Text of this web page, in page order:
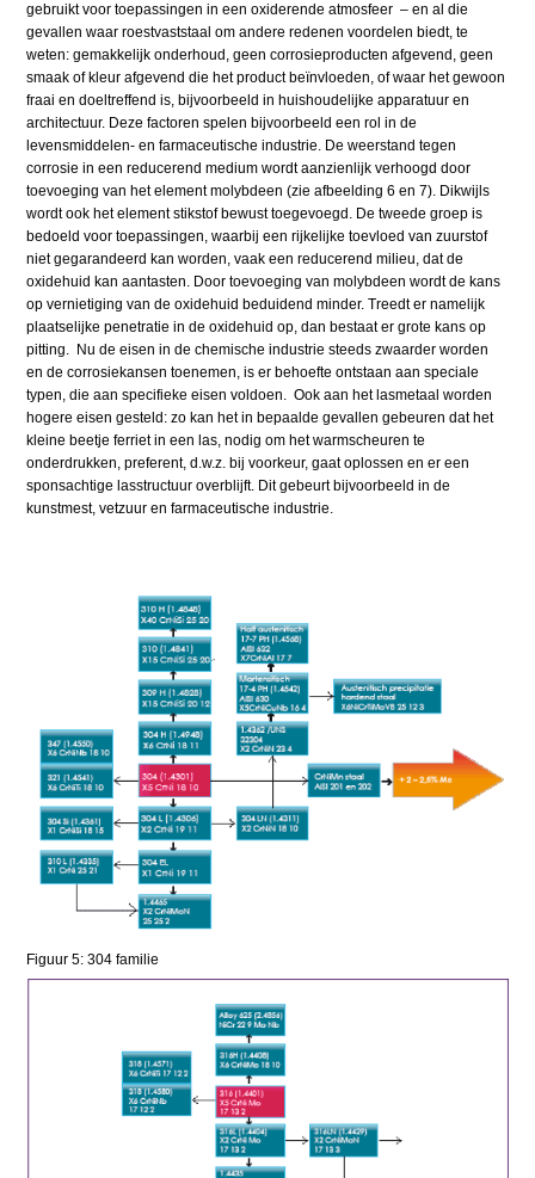
gebruikt voor toepassingen in een oxiderende atmosfeer – en al die
gevallen waar roestvaststaal om andere redenen voordelen biedt, te
weten: gemakkelijk onderhoud, geen corrosieproducten afgevend, geen
smaak of kleur afgevend die het product beïnvloeden, of waar het gewoon
fraai en doeltreffend is, bijvoorbeeld in huishoudelijke apparatuur en
architectuur. Deze factoren spelen bijvoorbeeld een rol in de
levensmiddelen- en farmaceutische industrie. De weerstand tegen
corrosie in een reducerend medium wordt aanzienlijk verhoogd door
toevoeging van het element molybdeen (zie afbeelding 6 en 7). Dikwijls
wordt ook het element stikstof bewust toegevoegd. De tweede groep is
bedoeld voor toepassingen, waarbij een rijkelijke toevloed van zuurstof
niet gegarandeerd kan worden, vaak een reducerend milieu, dat de
oxidehuid kan aantasten. Door toevoeging van molybdeen wordt de kans
op vernietiging van de oxidehuid beduidend minder. Treedt er namelijk
plaatselijke penetratie in de oxidehuid op, dan bestaat er grote kans op
pitting. Nu de eisen in de chemische industrie steeds zwaarder worden
en de corrosiekansen toenemen, is er behoefte ontstaan aan speciale
typen, die aan specifieke eisen voldoen. Ook aan het lasmetaal worden
hogere eisen gesteld: zo kan het in bepaalde gevallen gebeuren dat het
kleine beetje ferriet in een las, nodig om het warmscheuren te
onderdrukken, preferent, d.w.z. bij voorkeur, gaat oplossen en er een
sponsachtige lasstructuur overblijft. Dit gebeurt bijvoorbeeld in de
kunstmest, vetzuur en farmaceutische industrie.
Figuur 5: 304 familie